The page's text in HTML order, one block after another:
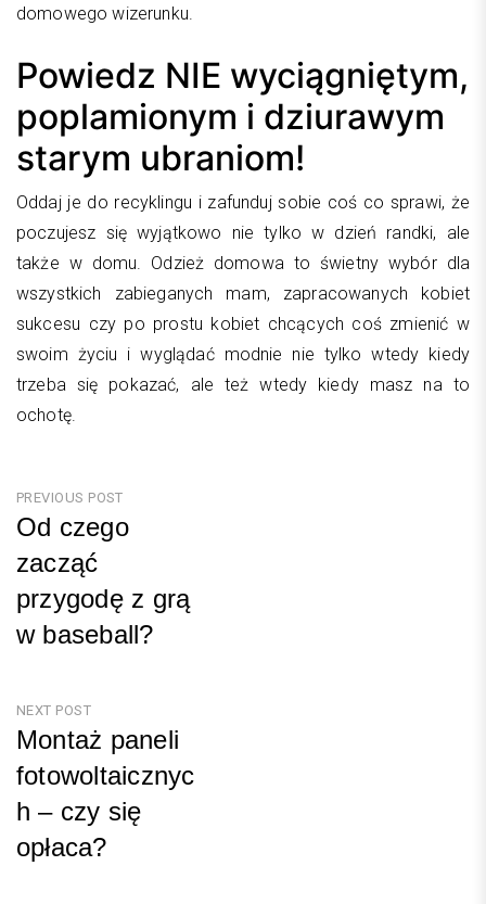
domowego wizerunku.
Powiedz NIE wyciągniętym,
poplamionym i dziurawym
starym ubraniom!
Oddaj je do recyklingu i zafunduj sobie coś co sprawi, że
poczujesz się wyjątkowo nie tylko w dzień randki, ale
także w domu. Odzież domowa to świetny wybór dla
wszystkich zabieganych mam, zapracowanych kobiet
sukcesu czy po prostu kobiet chcących coś zmienić w
swoim życiu i wyglądać modnie nie tylko wtedy kiedy
trzeba się pokazać, ale też wtedy kiedy masz na to
ochotę.
Nawigacja
wpisu
PREVIOUS POST
Od czego
zacząć
przygodę z grą
w baseball?
NEXT POST
Montaż paneli
fotowoltaicznyc
h – czy się
opłaca?